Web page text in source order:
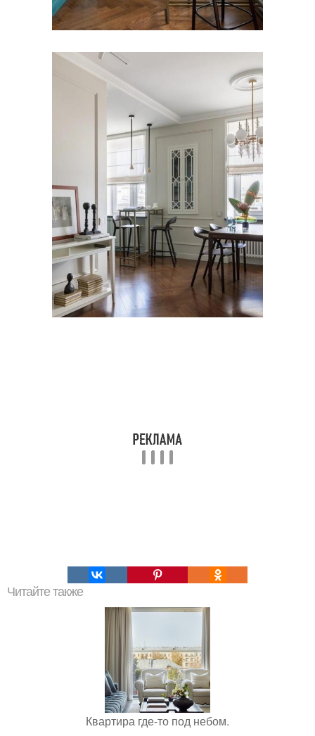
Читайте также
Квартира где-то под небом.